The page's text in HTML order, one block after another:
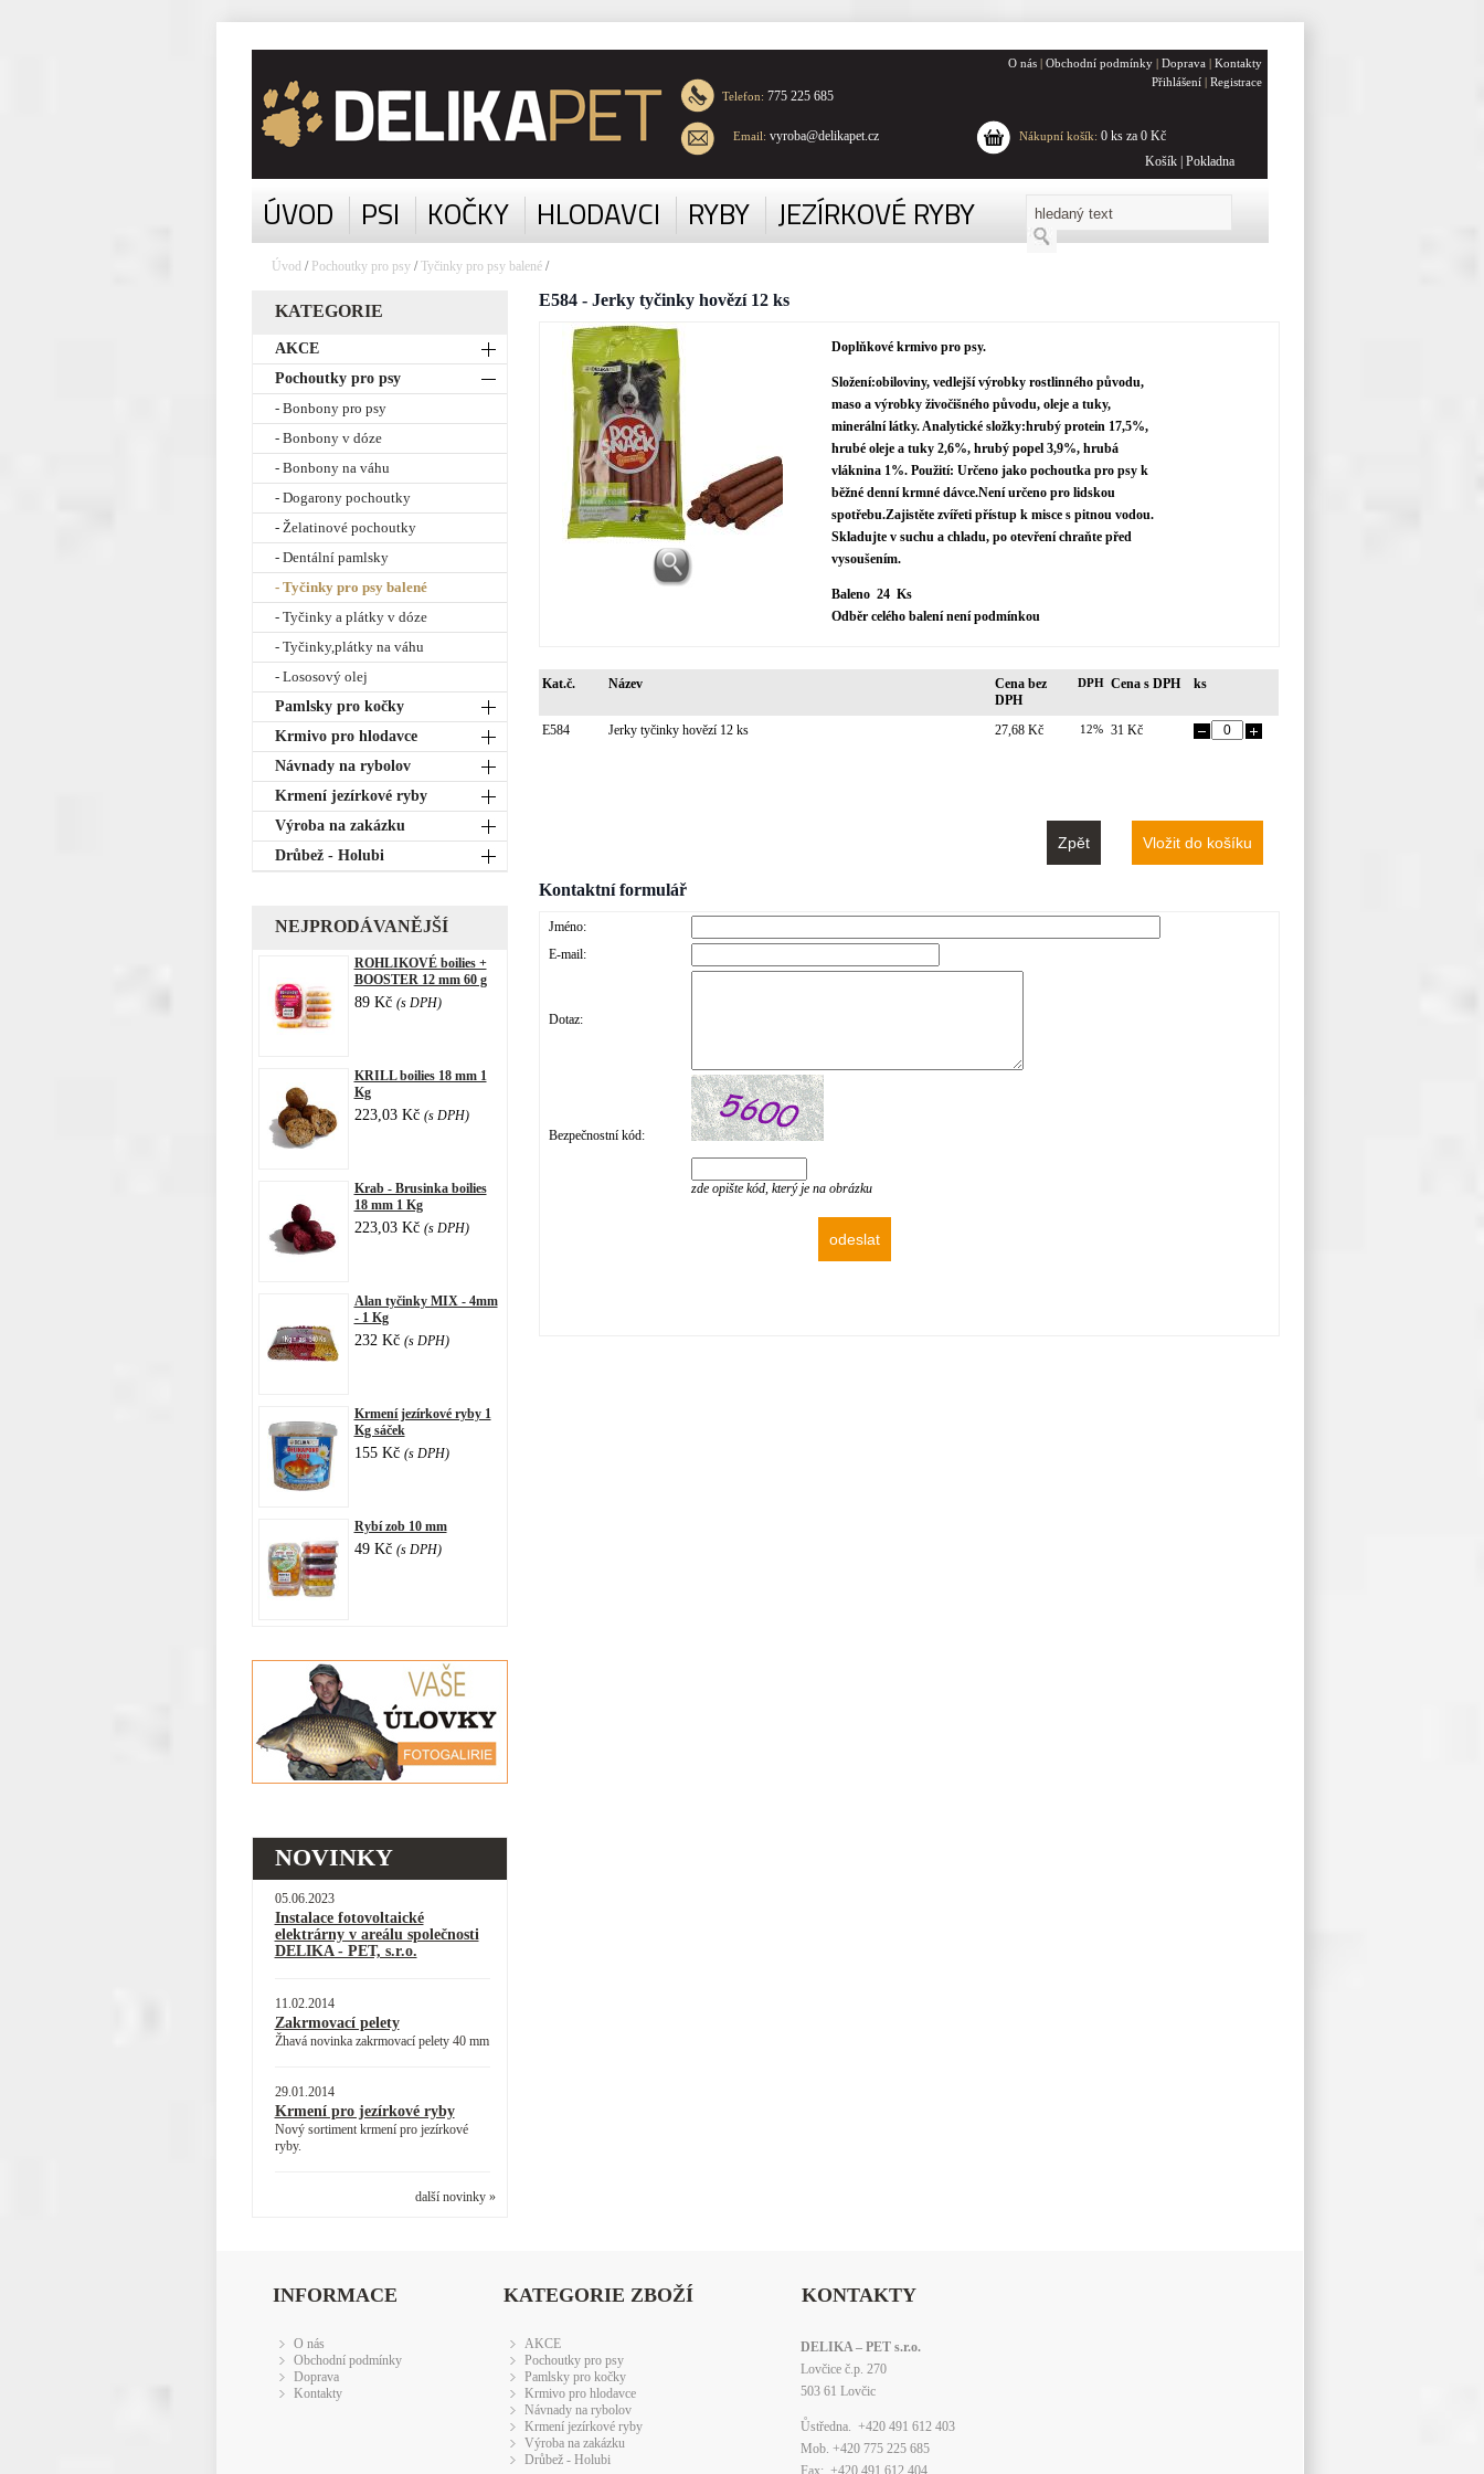
Telefon: 775 225 685
Email: vyroba@delikapet.cz
O nás | Obchodní podmínky | Doprava | Kontakty
Přihlášení | Registrace
Nákupní košík: 0 ks za 0 Kč
Košík
Pokladna
ÚVOD PSI KOČKY HLODAVCI RYBY JEZÍRKOVÉ RYBY
Úvod / Pochoutky pro psy /Tyčinky pro psy balené/
KATEGORIE
AKCE
Pochoutky pro psy
- Bonbony pro psy
- Bonbony v dóze
- Bonbony na váhu
- Dogarony pochoutky
- Želatinové pochoutky
- Dentální pamlsky
- Tyčinky pro psy balené
- Tyčinky a plátky v dóze
- Tyčinky,plátky na váhu
- Lososový olej
Pamlsky pro kočky
Krmivo pro hlodavce
Návnady na rybolov
Krmení jezírkové ryby
Výroba na zakázku
Drůbež - Holubi
NEJPRODÁVANĚJŠÍ
ROHLIKOVÉ boilies +
BOOSTER 12 mm 60 g
89 Kč (s DPH)
KRILL boilies 18 mm 1
Kg
223,03 Kč (s DPH)
Krab - Brusinka boilies
18 mm 1 Kg
223,03 Kč (s DPH)
Alan tyčinky MIX - 4mm
- 1 Kg
232 Kč (s DPH)
Krmení jezírkové ryby 1
Kg sáček
155 Kč (s DPH)
Rybí zob 10 mm
49 Kč (s DPH)
NOVINKY
05.06.2023
Instalace fotovoltaické
elektrárny v areálu společnosti
DELIKA - PET, s.r.o.
11.02.2014
Zakrmovací pelety
Žhavá novinka zakrmovací pelety 40 mm
29.01.2014
Krmení pro jezírkové ryby
Nový sortiment krmení pro jezírkové
ryby.
další novinky »
E584 - Jerky tyčinky hovězí 12 ks
Doplňkové krmivo pro psy.
Složení:obiloviny, vedlejší výrobky rostlinného původu,
maso a výrobky živočišného původu, oleje a tuky,
minerální látky. Analytické složky:hrubý protein 17,5%,
hrubé oleje a tuky 2,6%, hrubý popel 3,9%, hrubá
vláknina 1%. Použití: Určeno jako pochoutka pro psy k
běžné denní krmné dávce.Není určeno pro lidskou
spotřebu.Zajistěte zvířeti přístup k misce s pitnou vodou.
Skladujte v suchu a chladu, po otevření chraňte před
vysoušením.
Baleno 24 Ks
Odběr celého balení není podmínkou
Kat.č. Název
Cena bez
DPH
DPH Cena s DPH ks
E584 Jerky tyčinky hovězí 12 ks 27,68 Kč 12% 31 Kč
Kontaktní formulář
Jméno:
E-mail:
Dotaz:
Bezpečnostní kód:
zde opište kód, který je na obrázku
INFORMACE
O nás
Obchodní podmínky
Doprava
Kontakty
KATEGORIE ZBOŽÍ
AKCE
Pochoutky pro psy
Pamlsky pro kočky
Krmivo pro hlodavce
Návnady na rybolov
Krmení jezírkové ryby
Výroba na zakázku
Drůbež - Holubi
KONTAKTY
DELIKA – PET s.r.o.
Lovčice č.p. 270
503 61 Lovčic
Ůstředna. +420 491 612 403
Mob. +420 775 225 685
Fax: +420 491 612 404